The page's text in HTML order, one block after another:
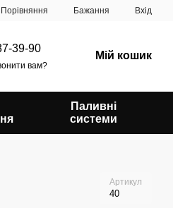
Порівняння Бажання Вхід
39-90
вам?
Мій кошик
Паливні
системи
Артикул
40